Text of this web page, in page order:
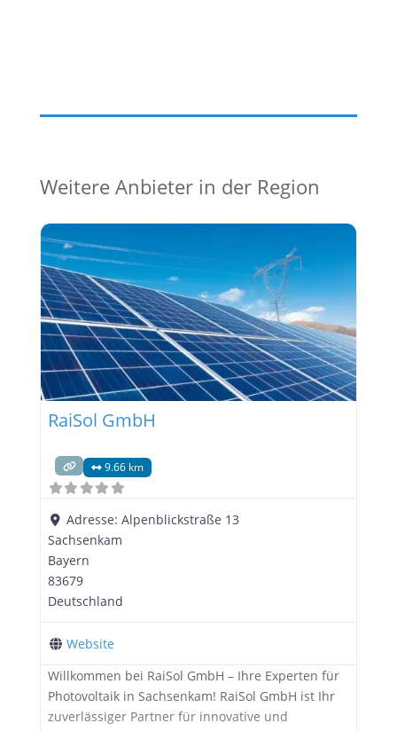
Weitere Anbieter in der Region
RaiSol GmbH
9.66 km
Adresse:Alpenblickstraße 13
Sachsenkam
Bayern
83679
Deutschland
Website
Willkommen bei RaiSol GmbH – Ihre Experten für
Photovoltaik in Sachsenkam! RaiSol GmbH ist Ihr
zuverlässiger Partner für innovative und